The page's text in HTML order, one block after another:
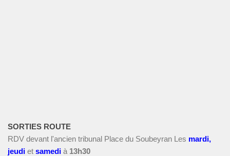
SORTIES ROUTE
RDV devant l'ancien tribunal Place du Soubeyran Les mardi,
jeudi et samedi à 13h30